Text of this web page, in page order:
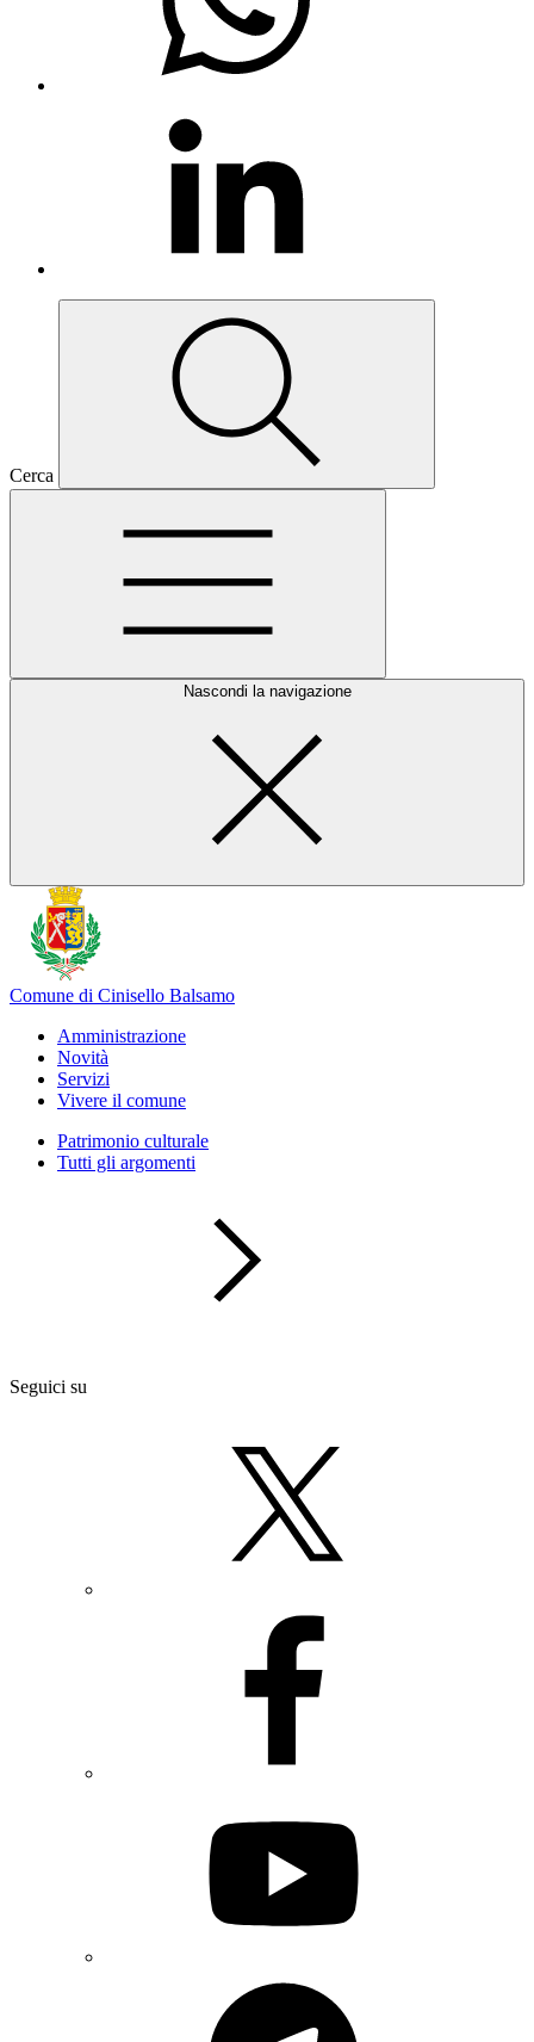
Cerca
Nascondi la navigazione
Comune di Cinisello Balsamo
Amministrazione
Novità
Servizi
Vivere il comune
Patrimonio culturale
Tutti gli argomenti
Seguici su